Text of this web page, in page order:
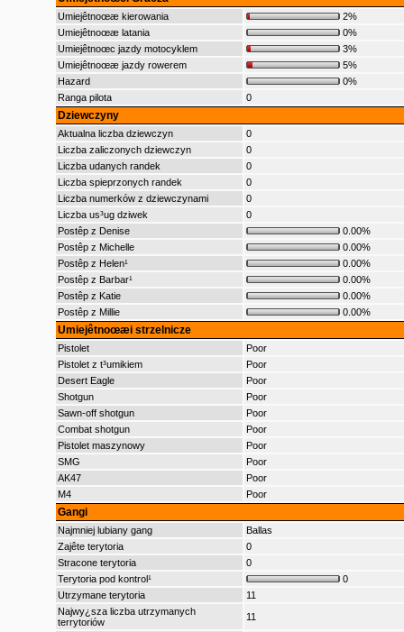
Umiejêtnoœæ kierowania
2%
Umiejêtnoœæ latania
0%
Umiejêtnoœc jazdy motocyklem
3%
Umiejêtnoœæ jazdy rowerem
5%
Hazard
0%
Ranga pilota
0
Dziewczyny
Aktualna liczba dziewczyn
0
Liczba zaliczonych dziewczyn
0
Liczba udanych randek
0
Liczba spieprzonych randek
0
Liczba numerków z dziewczynami
0
Liczba us³ug dziwek
0
Postêp z Denise
0.00%
Postêp z Michelle
0.00%
Postêp z Helen¹
0.00%
Postêp z Barbar¹
0.00%
Postêp z Katie
0.00%
Postêp z Millie
0.00%
Umiejêtnoœæi strzelnicze
Pistolet
Poor
Pistolet z t³umikiem
Poor
Desert Eagle
Poor
Shotgun
Poor
Sawn-off shotgun
Poor
Combat shotgun
Poor
Pistolet maszynowy
Poor
SMG
Poor
AK47
Poor
M4
Poor
Gangi
Najmniej lubiany gang
Ballas
Zajête terytoria
0
Stracone terytoria
0
Terytoria pod kontrol¹
0
Utrzymane terytoria
11
Najwy¿sza liczba utrzymanych
terrytoriów
11